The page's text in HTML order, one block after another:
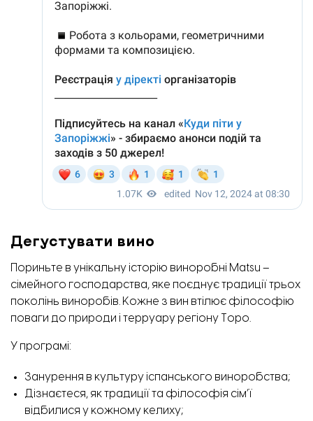
Дегустувати вино
Пориньте в унікальну історію виноробні Matsu –
сімейного господарства, яке поєднує традиції трьох
поколінь виноробів. Кожне з вин втілює філософію
поваги до природи і терруару регіону Торо.
У програмі:
Занурення в культуру іспанського виноробства;
Дізнаєтеся, як традиції та філософія сім’ї
відбилися у кожному келиху;